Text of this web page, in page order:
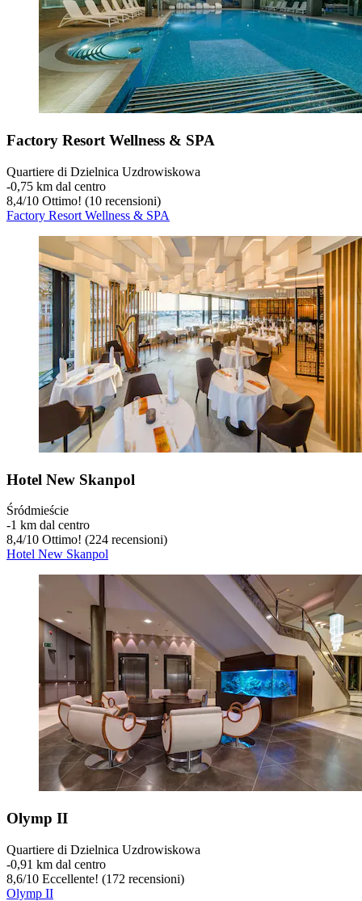
Factory Resort Wellness & SPA
Quartiere di Dzielnica Uzdrowiskowa
‐0,75 km dal centro
8,4/10 Ottimo! (10 recensioni)
Factory Resort Wellness & SPA
Hotel New Skanpol
Śródmieście
‐1 km dal centro
8,4/10 Ottimo! (224 recensioni)
Hotel New Skanpol
Olymp II
Quartiere di Dzielnica Uzdrowiskowa
‐0,91 km dal centro
8,6/10 Eccellente! (172 recensioni)
Olymp II